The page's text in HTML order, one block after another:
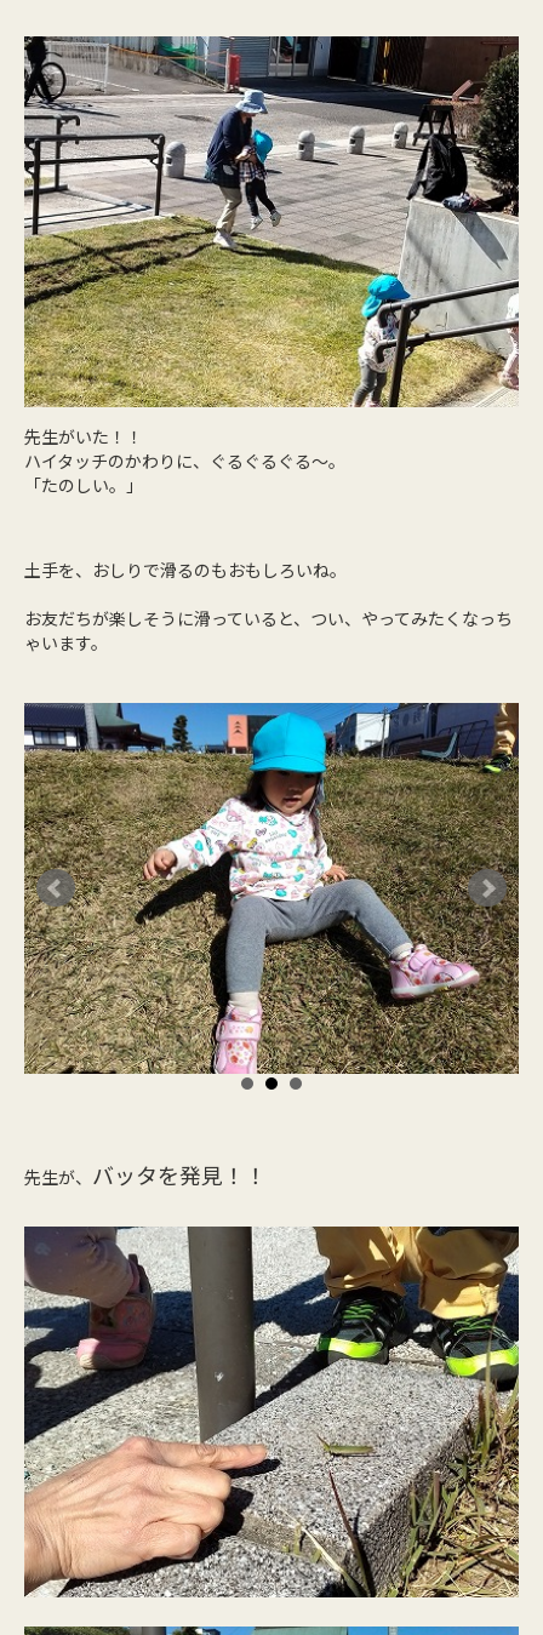
先生がいた！！
ハイタッチのかわりに、ぐるぐるぐる～。
「たのしい。」
土手を、おしりで滑るのもおもしろいね。
お友だちが楽しそうに滑っていると、つい、やってみたくなっち
ゃいます。
先生が、 バッタを発見！！